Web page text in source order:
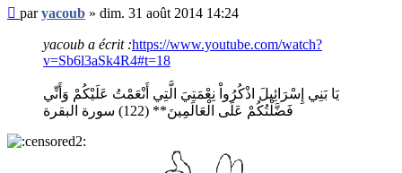
Message
non
paryacoub » dim. 31 août 2014 14:24
yacoub a écrit :https://www.youtube.com/watch?
v=Sb6l3aSk4R4#t=18
يَا بَنِي إِسْرَائِيلَ اذْكُرُواْ نِعْمَتِيَ الَّتِي أَنْعَمْتُ عَلَيْكُمْ وَأَنِّي
فَضَّلْتُكُمْ عَلَى الْعَالَمِينَ** (122) سورة البقرة